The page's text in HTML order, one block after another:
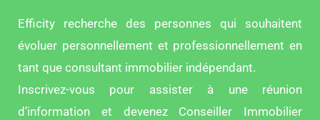
Efficity recherche des personnes qui souhaitent
évoluer personnellement et professionnellement en
tant que consultant immobilier indépendant.
Inscrivez-vous pour assister à une réunion
d’information et devenez Conseiller Immobilier